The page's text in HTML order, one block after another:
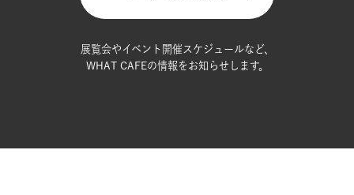
展覧会やイベント開催スケジュールなど、
WHAT CAFEの情報をお知らせします。